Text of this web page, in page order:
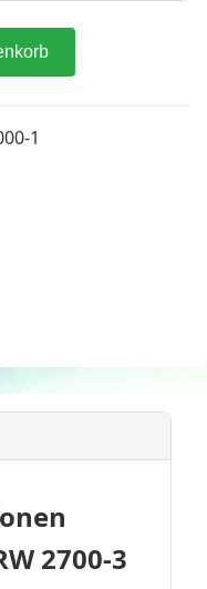
1
2700-3